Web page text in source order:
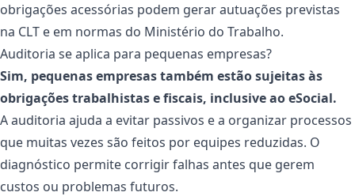
obrigações acessórias podem gerar autuações previstas
na CLT e em normas do Ministério do Trabalho.
Auditoria se aplica para pequenas empresas?
Sim, pequenas empresas também estão sujeitas às
obrigações trabalhistas e fiscais, inclusive ao eSocial.
A auditoria ajuda a evitar passivos e a organizar processos
que muitas vezes são feitos por equipes reduzidas. O
diagnóstico permite corrigir falhas antes que gerem
custos ou problemas futuros.